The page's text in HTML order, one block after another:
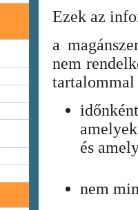
Ezek az
a
nem
és
nem